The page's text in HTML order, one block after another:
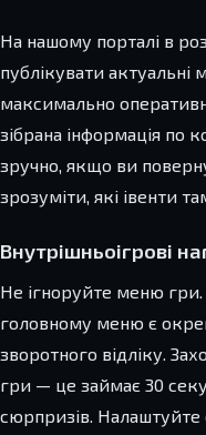
На нашому порталі в
публікувати актуальні
максимально
зібрана інформація по
зручно, якщо ви
зрозуміти, які івенти
Внутрішньоігрові
Не ігноруйте меню гри.
головному меню є
зворотного відліку.
гри — це займає 30
сюрпризів. Налаштуйте